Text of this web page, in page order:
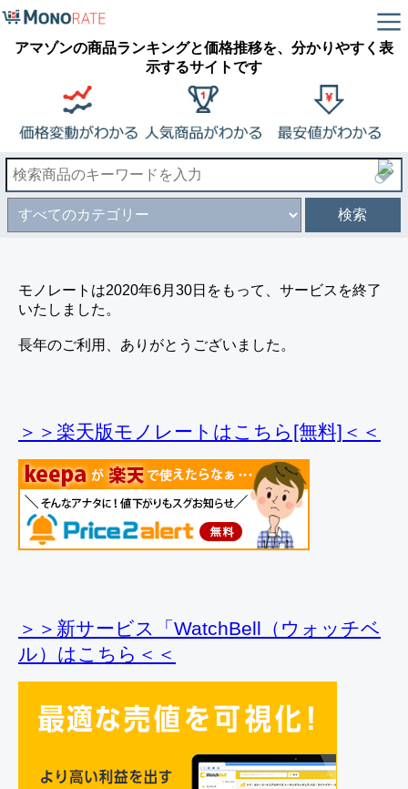
アマゾンの商品ランキングと価格推移を、分かりやすく表
示するサイトです
検索
モノレートは2020年6月30日をもって、サービスを終了
いたしました。
長年のご利用、ありがとうございました。
＞＞楽天版モノレートはこちら[無料]＜＜
＞＞新サービス「WatchBell（ウォッチベ
ル）はこちら＜＜